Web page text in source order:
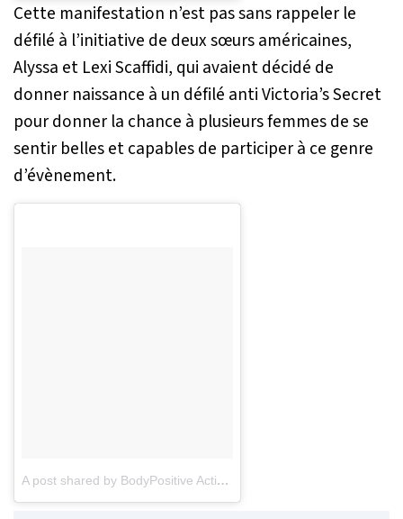
Cette manifestation n’est pas sans rappeler le
défilé à l’initiative de deux sœurs américaines,
Alyssa et Lexi Scaffidi, qui avaient décidé de
donner naissance à un défilé anti Victoria’s Secret
pour donner la chance à plusieurs femmes de se
sentir belles et capables de participer à ce genre
d’évènement.
A post shared by BodyPositive Activist Model (@khrystyana)